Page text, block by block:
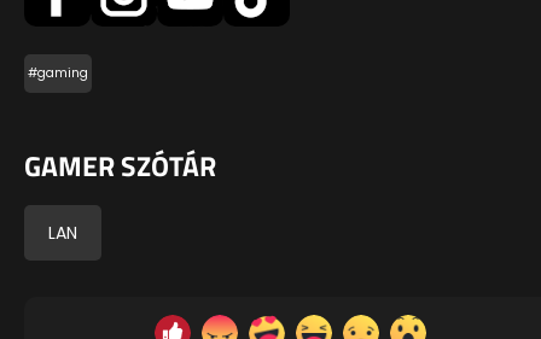
#gaming
GAMER SZÓTÁR
LAN